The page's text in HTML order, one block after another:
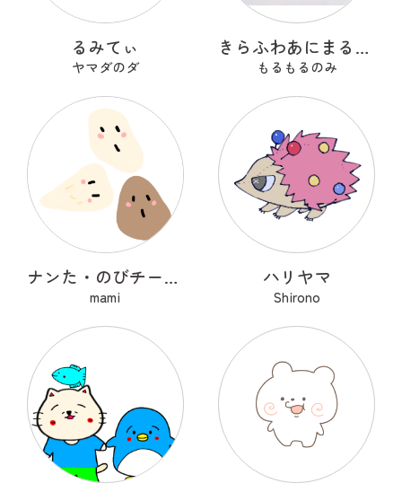
るみてぃ
ヤマダのダ
きらふわあにまるふれんず
もるもるのみ
ナンた・のびチー・ショコナン
mami
ハリヤマ
Shirono